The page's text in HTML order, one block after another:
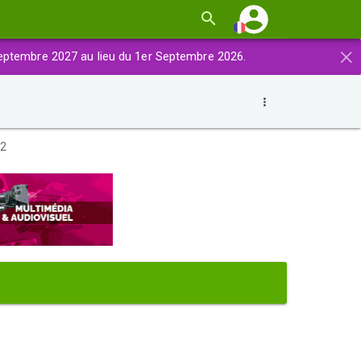
×
2027 au lieu du 1er Septembre 2026.